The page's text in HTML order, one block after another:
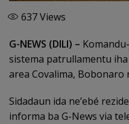
637Views
G-NEWS (DILI) –
sistema patrullamentu
area Covalima, Bobonaro
Sidadaun ida ne’ebé
informa ba G-News via